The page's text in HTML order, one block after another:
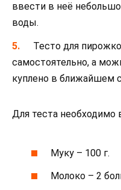
ввести в неё
воды.
Тесто для
самостоятельно, а
куплено в ближайшем
Для теста необходимо
Муку – 100 г.
Молоко – 2